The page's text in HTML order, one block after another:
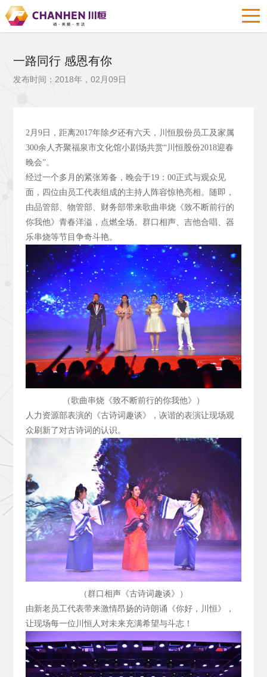
一路同行 感恩有你
发布时间：2018年，02月09日
2月9日，距离2017年除夕还有六天，川恒股份员工及家属
300余人齐聚福泉市文化馆小剧场共赏“川恒股份2018迎春
晚会”。
经过一个多月的紧张筹备，晚会于19：00正式与观众见
面，四位由员工代表组成的主持人阵容惊艳亮相。随即，
由品管部、物管部、财务部带来歌曲串烧《致不断前行的
你我他》青春洋溢，点燃全场。群口相声、吉他合唱、器
乐串烧等节目争奇斗艳。
（歌曲串烧《致不断前行的你我他》）
人力资源部表演的《古诗词趣谈》，诙谐的表演让现场观
众刷新了对古诗词的认识。
（群口相声《古诗词趣谈》）
由新老员工代表带来激情昂扬的诗朗诵《你好，川恒》，
让现场每一位川恒人对未来充满希望与斗志！